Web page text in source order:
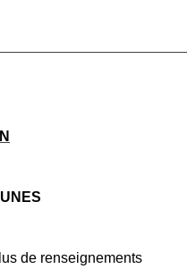
de renseignements